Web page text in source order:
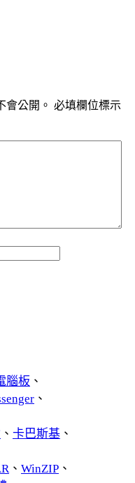
會公開。 必填欄位標示
腦板 、
、
、 卡巴斯基 、
、 WinZIP 、